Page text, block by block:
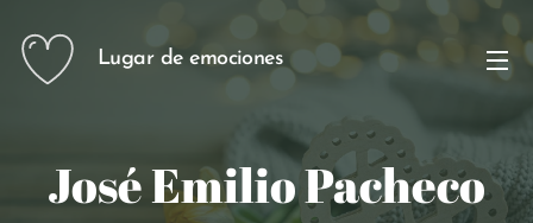
Lugar de emociones
José Emilio Pacheco